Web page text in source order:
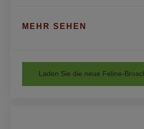
MEHR SEHEN
Laden Sie die neue Feline-